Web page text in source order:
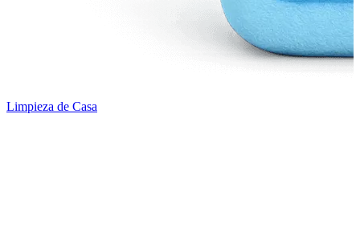
Limpieza de Casa